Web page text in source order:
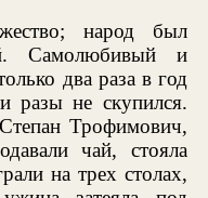
народ был
Самолюбивый и
два раза в год
разы не скупился.
Трофимович,
чай, стояла
на трех столах,